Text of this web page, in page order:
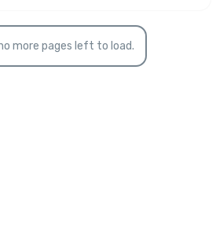
more pages left to load.